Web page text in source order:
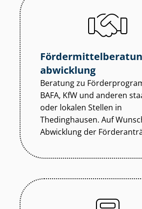
abwicklung
Beratung zu
BAFA, KfW und anderen
oder lokalen Stellen in
Thedinghausen. Auf
Abwicklung der